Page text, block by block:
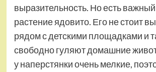
выразительность. Но есть
растение ядовито. Его не стоит
рядом с детскими площадками и
свободно гуляют домашние
у наперстянки очень мелкие,